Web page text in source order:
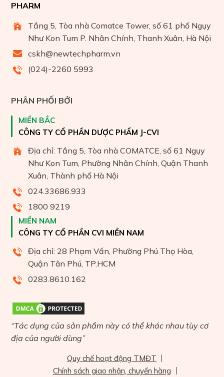
PHARM
Tầng 5, Tòa nhà Comatce Tower, số 61 phố Ngụy
Như Kon Tum P. Nhân Chính, Thanh Xuân, Hà Nội
cskh@newtechpharm.vn
(024)-2260 5993
PHÂN PHỐI BỞI
MIỀN BẮC
CÔNG TY CỔ PHẦN DƯỢC PHẨM J-CVI
Địa chỉ: Tầng 5, Tòa nhà COMATCE, số 61 Ngụy
Như Kon Tum, Phường Nhân Chính, Quận Thanh
Xuân, Thành phố Hà Nội
024.33686.933
1800 9219
MIỀN NAM
CÔNG TY CỔ PHẦN CVI MIỀN NAM
Địa chỉ: 28 Phạm Vấn, Phường Phú Thọ Hòa,
Quận Tân Phú, TP.HCM
0283.8610.162
“Tác dụng của sản phẩm này có thể khác nhau tùy cơ
địa của người dùng”
Quy chế hoạt động TMĐT
Chính sách giao nhận, chuyển hàng